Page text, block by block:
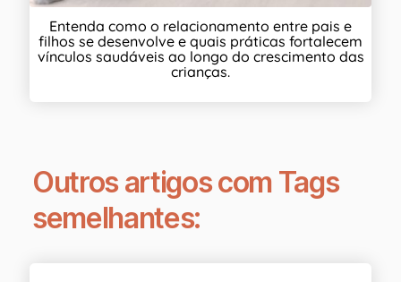
Entenda como o relacionamento entre pais e
filhos se desenvolve e quais práticas fortalecem
vínculos saudáveis ao longo do crescimento das
crianças.
Outros artigos com Tags
semelhantes: